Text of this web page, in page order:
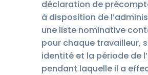
déclaration de
à disposition de
une liste nominative
pour chaque travailleur,
identité et la période de
pendant laquelle il a